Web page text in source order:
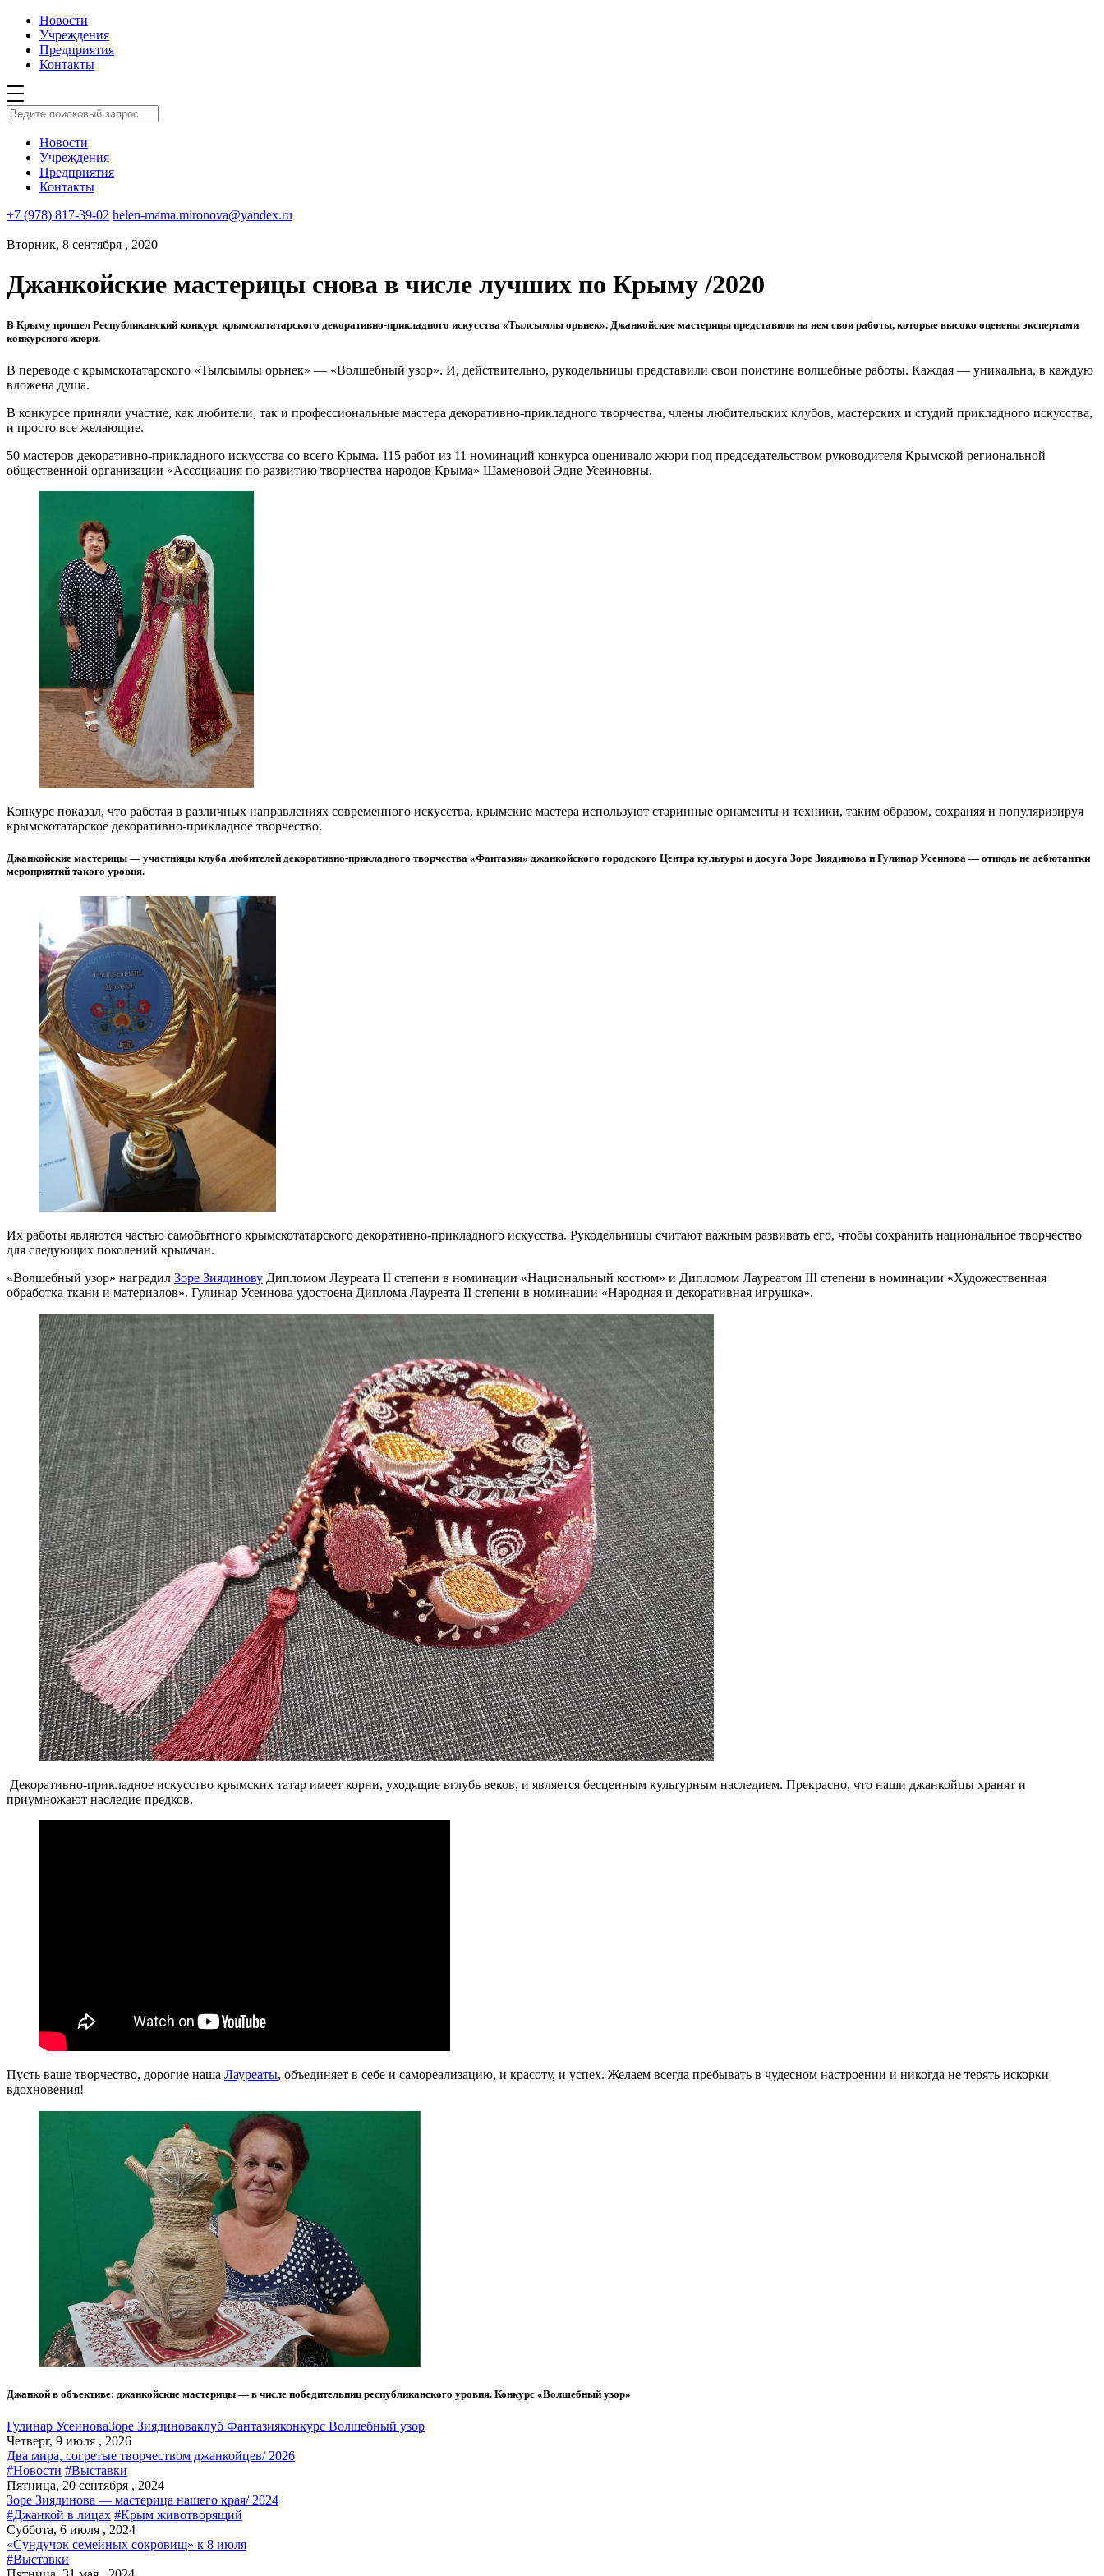
Новости
Учреждения
Предприятия
Контакты
Новости
Учреждения
Предприятия
Контакты
+7 (978) 817-39-02 helen-mama.mironova@yandex.ru
Вторник, 8 сентября , 2020
Джанкойские мастерицы снова в числе лучших по Крыму /2020
В Крыму прошел Республиканский конкурс крымскотатарского декоративно-прикладного искусства «Тылсымлы орьнек». Джанкойские мастерицы представили на нем свои работы, которые высоко оценены экспертами
конкурсного жюри.
В переводе с крымскотатарского «Тылсымлы орьнек» — «Волшебный узор». И, действительно, рукодельницы представили свои поистине волшебные работы. Каждая — уникальна, в каждую
вложена душа.
В конкурсе приняли участие, как любители, так и профессиональные мастера декоративно-прикладного творчества, члены любительских клубов, мастерских и студий прикладного искусства,
и просто все желающие.
50 мастеров декоративно-прикладного искусства со всего Крыма. 115 работ из 11 номинаций конкурса оценивало жюри под председательством руководителя Крымской региональной
общественной организации «Ассоциация по развитию творчества народов Крыма» Шаменовой Эдие Усеиновны.
Конкурс показал, что работая в различных направлениях современного искусства, крымские мастера используют старинные орнаменты и техники, таким образом, сохраняя и популяризируя
крымскотатарское декоративно-прикладное творчество.
Джанкойские мастерицы — участницы клуба любителей декоративно-прикладного творчества «Фантазия» джанкойского городского Центра культуры и досуга Зоре Зиядинова и Гулинар Усеинова — отнюдь не дебютантки
мероприятий такого уровня.
Их работы являются частью самобытного крымскотатарского декоративно-прикладного искусства. Рукодельницы считают важным развивать его, чтобы сохранить национальное творчество
для следующих поколений крымчан.
«Волшебный узор» наградил Зоре Зиядинову Дипломом Лауреата II степени в номинации «Национальный костюм» и Дипломом Лауреатом III степени в номинации «Художественная
обработка ткани и материалов». Гулинар Усеинова удостоена Диплома Лауреата II степени в номинации «Народная и декоративная игрушка».
Декоративно-прикладное искусство крымских татар имеет корни, уходящие вглубь веков, и является бесценным культурным наследием. Прекрасно, что наши джанкойцы хранят и
приумножают наследие предков.
Пусть ваше творчество, дорогие наша Лауреаты, объединяет в себе и самореализацию, и красоту, и успех. Желаем всегда пребывать в чудесном настроении и никогда не терять искорки
вдохновения!
Джанкой в объективе: джанкойские мастерицы — в числе победительниц республиканского уровня. Конкурс «Волшебный узор»
Гулинар УсеиноваЗоре Зиядиноваклуб Фантазияконкурс Волшебный узор
Четверг, 9 июля , 2026
Два мира, согретые творчеством джанкойцев/ 2026
#Новости #Выставки
Пятница, 20 сентября , 2024
Зоре Зиядинова — мастерица нашего края/ 2024
#Джанкой в лицах #Крым животворящий
Суббота, 6 июля , 2024
«Сундучок семейных сокровищ» к 8 июля
#Выставки